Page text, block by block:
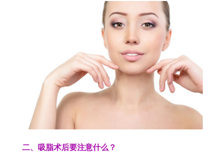
二、吸脂术后要注意什么？